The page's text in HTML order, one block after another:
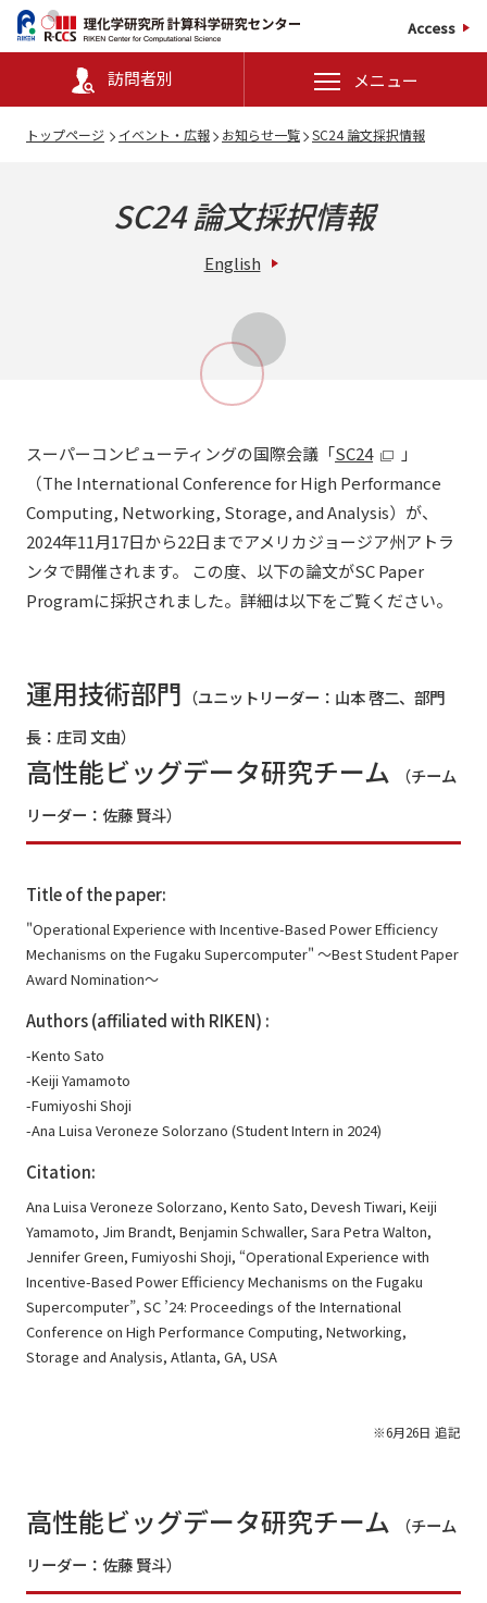
Access
訪問者別 メニュー
トップページ イベント・広報 お知らせ一覧 SC24 論文採択情報
SC24 論文採択情報
English
スーパーコンピューティングの国際会議「SC24
」
（The International Conference for High Performance
Computing, Networking, Storage, and Analysis）が、
2024年11月17日から22日までアメリカジョージア州アトラ
ンタで開催されます。 この度、以下の論文がSC Paper
Programに採択されました。詳細は以下をご覧ください。
運用技術部門 （ユニットリーダー：山本 啓二、部門
長：庄司 文由）
高性能ビッグデータ研究チーム
（チーム
リーダー：佐藤 賢斗）
Title of the paper:
"Operational Experience with Incentive-Based Power Efficiency
Mechanisms on the Fugaku Supercomputer" ～Best Student Paper
Award Nomination～
Authors (affiliated with RIKEN) :
-Kento Sato
-Keiji Yamamoto
-Fumiyoshi Shoji
-Ana Luisa Veroneze Solorzano (Student Intern in 2024)
Citation:
Ana Luisa Veroneze Solorzano, Kento Sato, Devesh Tiwari, Keiji
Yamamoto, Jim Brandt, Benjamin Schwaller, Sara Petra Walton,
Jennifer Green, Fumiyoshi Shoji, “Operational Experience with
Incentive-Based Power Efficiency Mechanisms on the Fugaku
Supercomputer”, SC ’24: Proceedings of the International
Conference on High Performance Computing, Networking,
Storage and Analysis, Atlanta, GA, USA
※6月26日 追記
高性能ビッグデータ研究チーム
（チーム
リーダー：佐藤 賢斗）